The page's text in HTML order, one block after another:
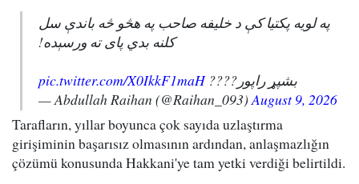
په لویه پکتیا کې د خلیفه صاحب په هڅو څه باندې سل
کلنه بدي پای ته ورسېده!
بشپړ راپور????pic.twitter.com/X0IkkF1maH
— Abdullah Raihan (@Raihan_093)August 9, 2026
Tarafların, yıllar boyunca çok sayıda uzlaştırma
girişiminin başarısız olmasının ardından, anlaşmazlığın
çözümü konusunda Hakkani'ye tam yetki verdiği belirtildi.